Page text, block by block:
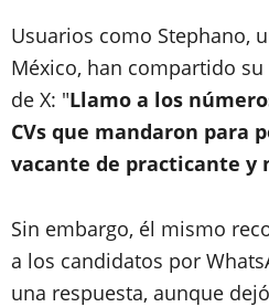
Usuarios como Stephano,
México, han compartido
de X: "Llamo a los
CVs que mandaron para
vacante de practicante y
Sin embargo, él mismo
a los candidatos por
una respuesta, aunque